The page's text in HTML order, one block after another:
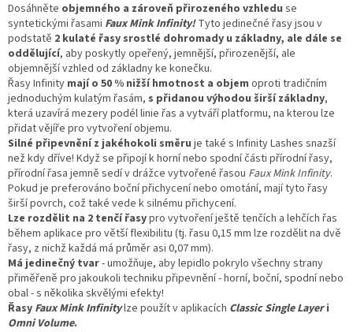
Dosáhněte objemného a zároveň přirozeného vzhledu se
syntetickými řasami Faux Mink Infinity!Tyto jedinečné řasy jsou v
podstatě 2 kulaté řasy srostlé dohromady u základny, ale dále se
oddělující, aby poskytly opeřený, jemnější, přirozenější, ale
objemnější vzhled od základny ke konečku.
Řasy Infinity mají o 50 % nižší hmotnost a objem oproti tradičním
jednoduchým kulatým řasám, s přidanou výhodou širší základny,
která uzavírá mezery podél linie řas a vytváří platformu, na kterou lze
přidat vějíře pro vytvoření objemu.
Silné připevnění z jakéhokoli směru je také s Infinity Lashes snazší
než kdy dříve! Když se připojí k horní nebo spodní části přírodní řasy,
přírodní řasa jemně sedí v drážce vytvořené řasou Faux Mink Infinity.
Pokud je preferováno boční přichycení nebo omotání, mají tyto řasy
širší povrch, což také vede k silnému přichycení.
Lze rozdělit na 2 tenčí řasypro vytvoření ještě tenčích a lehčích řas
během aplikace pro větší flexibilitu (tj. řasu 0,15 mm lze rozdělit na dvě
řasy, z nichž každá má průměr asi 0,07 mm).
Má jedinečný tvar- umožňuje, aby lepidlo pokrylo všechny strany
přiměřeně pro jakoukoli techniku připevnění - horní, boční, spodní nebo
obal - s několika skvělými efekty!
Řasy Faux Mink Infinitylze použít v aplikacích Classic Single Layeri
Omni Volume.